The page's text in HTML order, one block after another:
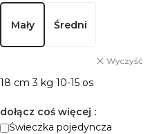
Mały Średni
Wyczyść
18 cm 3 kg 10-15 os
dołącz coś więcej :
Świeczka pojedyncza